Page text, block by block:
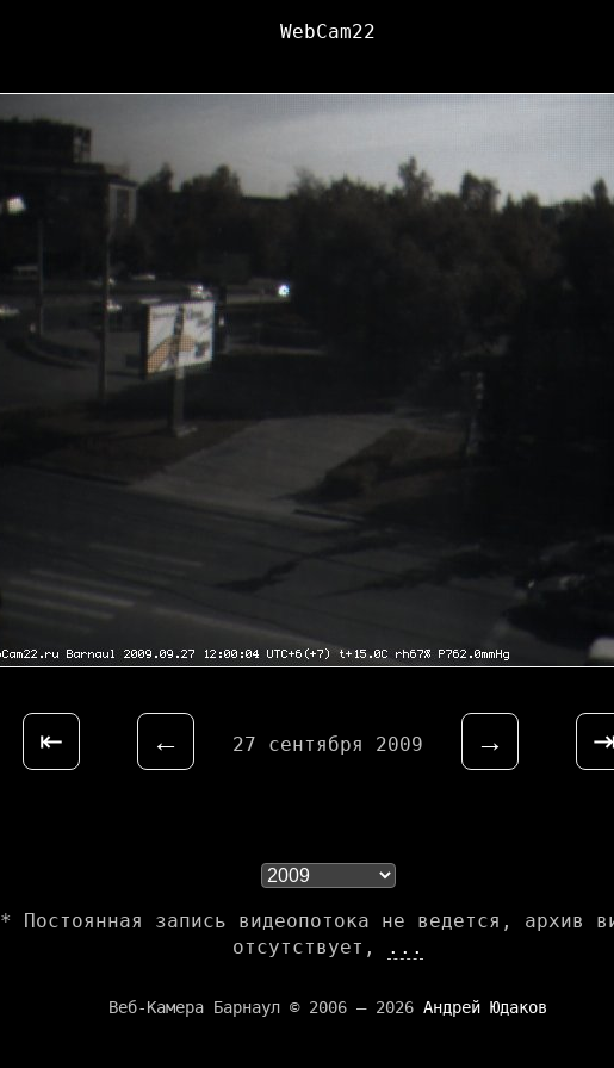
WebCam22
⇤ ← 27 сентября 2009 → ⇥
* Постоянная запись видеопотока не ведется, архив
отсутствует,
...
Веб-Камера Барнаул © 2006 — 2026 Андрей Юдаков